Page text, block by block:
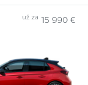
už za 15 990 €